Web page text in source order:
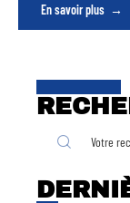
En savoir plus